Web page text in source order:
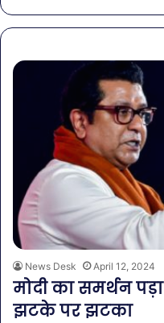
News Desk April 12, 2024
मोदी का समर्थन
झटके पर झटका